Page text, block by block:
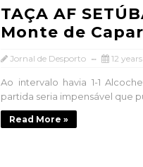
TAÇA AF
Monte de
Jornal de Desporto 12
Ao intervalo havia 1-1
partida seria impensável que
Read More »